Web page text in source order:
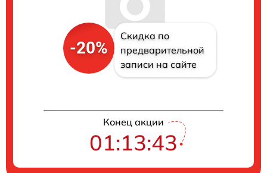
-20%
Скидка по
предварительной
записи на сайте
Конец акции
01:13:42